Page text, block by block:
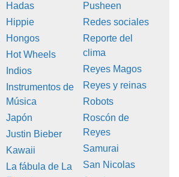
Hadas
Hippie
Hongos
Hot Wheels
Indios
Instrumentos de
Música
Japón
Justin Bieber
Kawaii
La fábula de La
Pusheen
Redes sociales
Reporte del
clima
Reyes Magos
Reyes y reinas
Robots
Roscón de
Reyes
Samurai
San Nicolas